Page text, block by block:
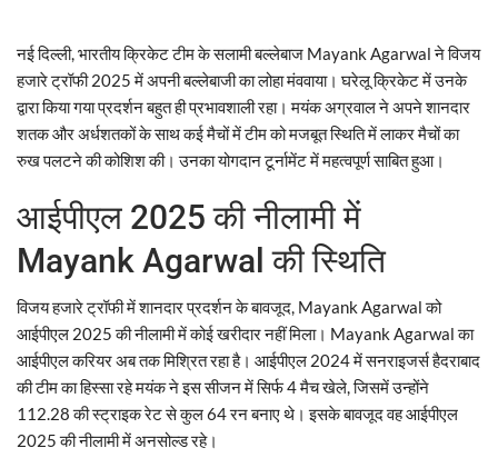
नई दिल्ली, भारतीय क्रिकेट टीम के सलामी बल्लेबाज Mayank Agarwal ने विजय
हजारे ट्रॉफी 2025 में अपनी बल्लेबाजी का लोहा मंववाया। घरेलू क्रिकेट में उनके
द्वारा किया गया प्रदर्शन बहुत ही प्रभावशाली रहा। मयंक अग्रवाल ने अपने शानदार
शतक और अर्धशतकों के साथ कई मैचों में टीम को मजबूत स्थिति में लाकर मैचों का
रुख पलटने की कोशिश की। उनका योगदान टूर्नामेंट में महत्वपूर्ण साबित हुआ।
आईपीएल 2025 की नीलामी में
Mayank Agarwal की स्थिति
विजय हजारे ट्रॉफी में शानदार प्रदर्शन के बावजूद, Mayank Agarwal को
आईपीएल 2025 की नीलामी में कोई खरीदार नहीं मिला। Mayank Agarwal का
आईपीएल करियर अब तक मिश्रित रहा है। आईपीएल 2024 में सनराइजर्स हैदराबाद
की टीम का हिस्सा रहे मयंक ने इस सीजन में सिर्फ 4 मैच खेले, जिसमें उन्होंने
112.28 की स्ट्राइक रेट से कुल 64 रन बनाए थे। इसके बावजूद वह आईपीएल
2025 की नीलामी में अनसोल्ड रहे।